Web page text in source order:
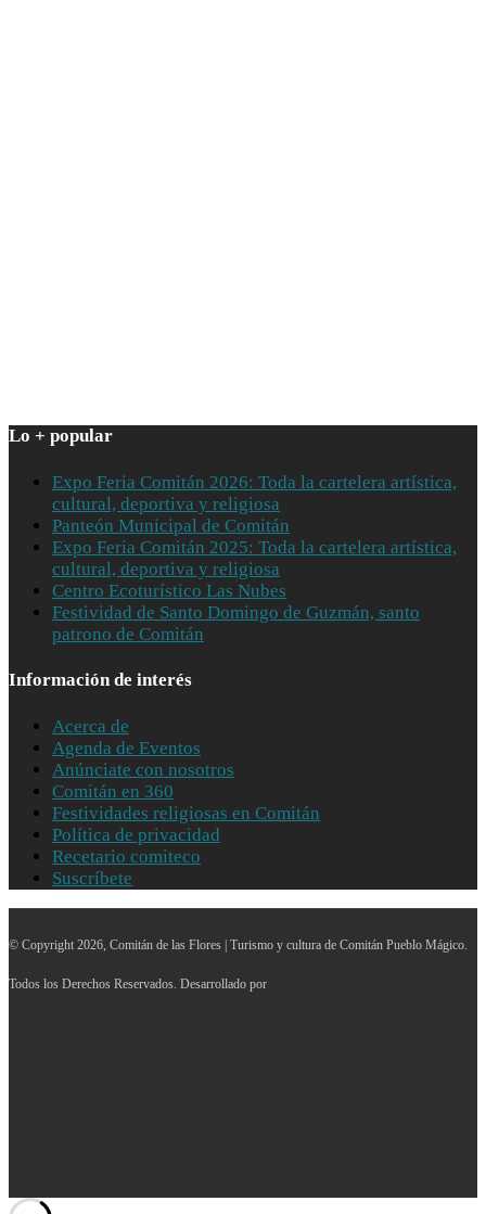
Lo + popular
Expo Feria Comitán 2026: Toda la cartelera artística,
cultural, deportiva y religiosa
Panteón Municipal de Comitán
Expo Feria Comitán 2025: Toda la cartelera artística,
cultural, deportiva y religiosa
Centro Ecoturístico Las Nubes
Festividad de Santo Domingo de Guzmán, santo
patrono de Comitán
Información de interés
Acerca de
Agenda de Eventos
Anúnciate con nosotros
Comitán en 360
Festividades religiosas en Comitán
Política de privacidad
Recetario comiteco
Suscríbete
© Copyright 2026, Comitán de las Flores | Turismo y cultura de Comitán Pueblo Mágico.
Todos los Derechos Reservados. Desarrollado por